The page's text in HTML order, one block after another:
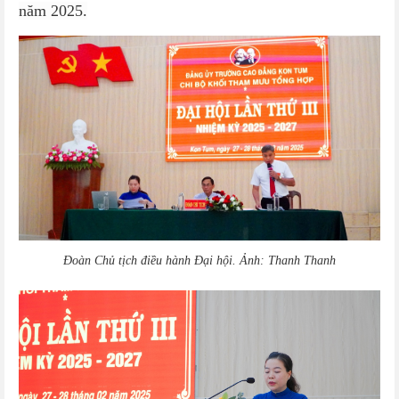
năm 2025.
Đoàn Chủ tịch điều hành Đại hội.Ảnh: Thanh Thanh